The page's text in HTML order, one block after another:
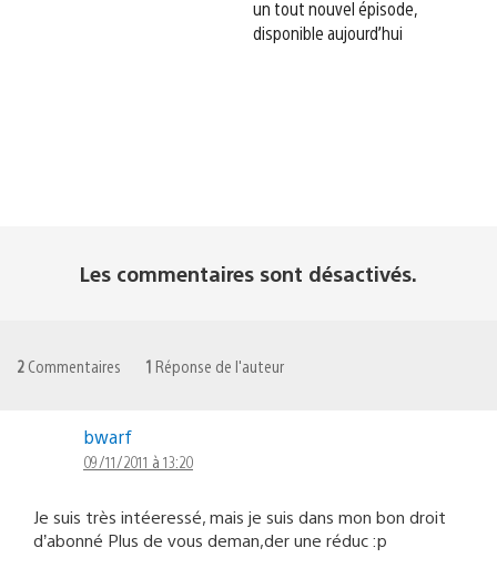
un tout nouvel épisode,
disponible aujourd’hui
Les commentaires sont désactivés.
2 Commentaires 1 Réponse de l'auteur
bwarf
09/11/2011 à 13:20
Je suis très intéeressé, mais je suis dans mon bon droit
d’abonné Plus de vous deman,der une réduc :p